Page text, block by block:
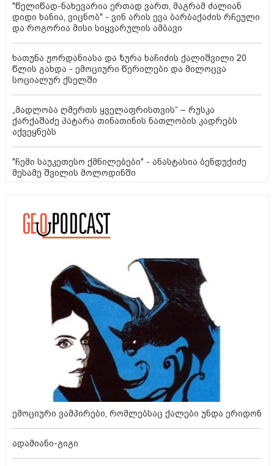
"წელიწად-ნახევარია ერთად ვართ, მაგრამ ძალიან
დიდი ხანია, ვიცნობ" - ვინ არის ევა ბარბაქაძის რჩეული
და როგორია მისი სიყვარულის ამბავი
ხათუნა ჟორდანიასა და ზურა ხაჩიძის ქალიშვილი 20
წლის გახდა - ემოციური წერილები და მილოცვა
სოციალურ ქსელში
„მადლობა ღმერთს ყველაფრისთვის“ – რუსკა
ქარქაშაძე პატარა თინათინის ნათლობის კადრებს
აქვეყნებს
"ჩემი საუკეთესო ქმნილებები" - ანასტასია ბენდუქიძე
მესამე შვილის მოლოდინში
ემოციური ვამპირები, რომლებსაც ქალები უნდა ერიდონ
ადამიანი-გიგი